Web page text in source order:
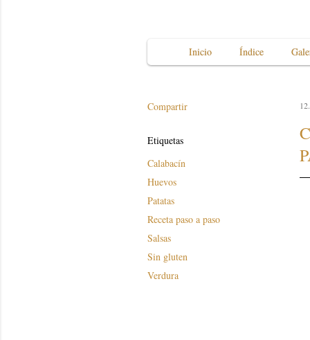
Inicio Índice
Compartir
Etiquetas
Calabacín
Huevos
Patatas
Receta paso a paso
Salsas
Sin gluten
Verdura